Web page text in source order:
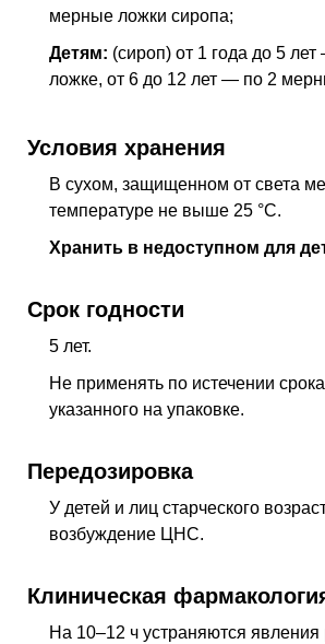
мерные ложки сиропа;
Детям: (сироп) от 1 года до 5
ложке, от 6 до 12 лет — по 2
Условия хранения
В сухом, защищенном от света
температуре не выше 25 °C.
Хранить в недоступном для
Срок годности
5 лет.
Не применять по истечении
указанного на упаковке.
Передозировка
У детей и лиц старческого
возбуждение ЦНС.
Клиническая
На 10–12 ч устраняются